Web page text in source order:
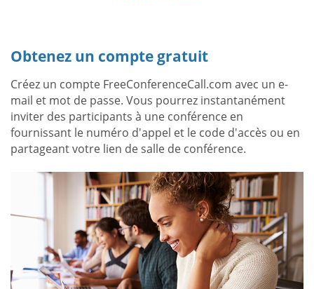
Obtenez un compte gratuit
Créez un compte FreeConferenceCall.com avec un e-
mail et mot de passe. Vous pourrez instantanément
inviter des participants à une conférence en
fournissant le numéro d'appel et le code d'accès ou en
partageant votre lien de salle de conférence.